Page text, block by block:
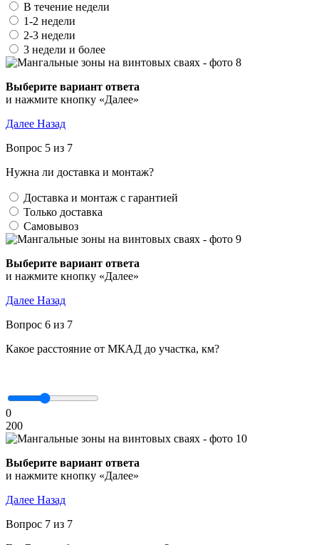
В течение недели
1-2 недели
2-3 недели
3 недели и более
Выберите вариант ответа
и нажмите кнопку «Далее»
Далее Назад
Вопрос 5 из 7
Нужна ли доставка и монтаж?
Доставка и монтаж с гарантией
Только доставка
Самовывоз
Выберите вариант ответа
и нажмите кнопку «Далее»
Далее Назад
Вопрос 6 из 7
Какое расстояние от МКАД до участка, км?
0
200
Выберите вариант ответа
и нажмите кнопку «Далее»
Далее Назад
Вопрос 7 из 7